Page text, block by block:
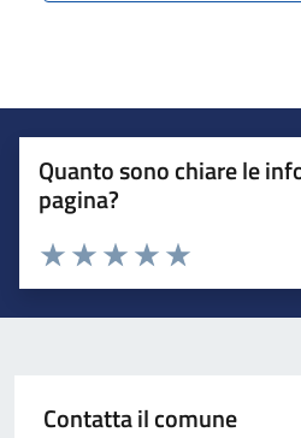
Quanto sono chiare le
pagina?
Valuta da 1 a 5 stelle la pagina
Valuta 5 stelle
Valuta 4 stelle su 5
Valuta 3 stelle su 5
Valuta 2 stelle su 5
Valuta 1 stelle su 5
Contatta il comune